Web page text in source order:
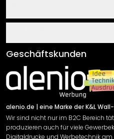
Über uns
Klebe- und
Newsletter An-/Abmeldung
Sendungsverfolgung
AGB
Impressum
Versand & Zahlung
Rücksendung
Widerrufsrecht
Datenschutzerklärung
Geschäftskunden
alenio.de | eine Marke der K&L
Wir sind nicht nur im B2C Bereich
produzieren auch für viele
Digitaldrucke und Werbetechnik am